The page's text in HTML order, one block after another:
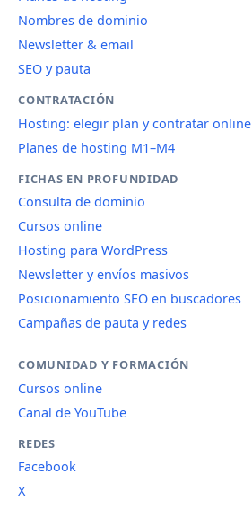
Nombres de dominio
Newsletter & email
SEO y pauta
CONTRATACIÓN
Hosting: elegir plan y contratar online
Planes de hosting M1–M4
FICHAS EN PROFUNDIDAD
Consulta de dominio
Cursos online
Hosting para WordPress
Newsletter y envíos masivos
Posicionamiento SEO en buscadores
Campañas de pauta y redes
COMUNIDAD Y FORMACIÓN
Cursos online
Canal de YouTube
REDES
Facebook
X